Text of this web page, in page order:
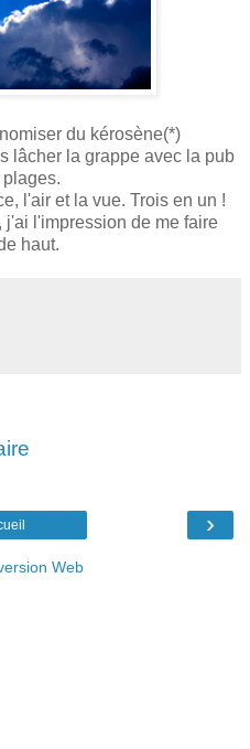
du kérosène(*)
lâcher la grappe avec la pub
l'air et la vue. Trois en un !
j'ai l'impression de me faire
haut.
›
Web